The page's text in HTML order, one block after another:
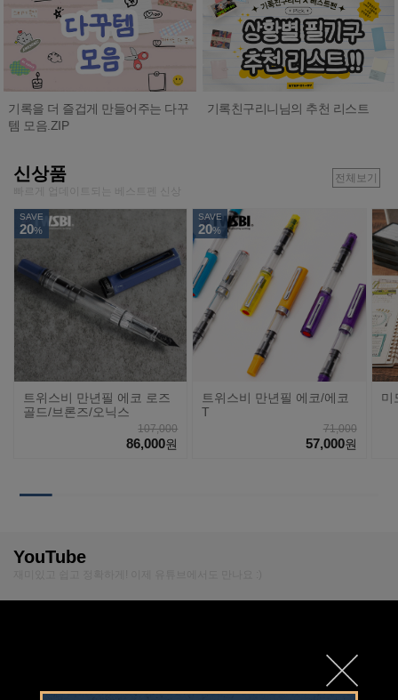
기록을 더 즐겁게 만들어주는 다꾸
템 모음.ZIP
기록친구리니님의 추천 리스트
신상품
빠르게 업데이트되는 베스트펜 신상
전체보기
SAVE
20%
트위스비 만년필 에코 로즈
골드/브론즈/오닉스
107,000
86,000원
SAVE
20%
트위스비 만년필 에코/에코
T
71,000
57,000원
미
YouTube